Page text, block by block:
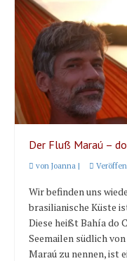
Der Fluß Maraú –
von Joanna |
Wir befinden uns
brasilianische Küste
Diese heißt Bahía do
Seemailen südlich
Maraú zu nennen, ist